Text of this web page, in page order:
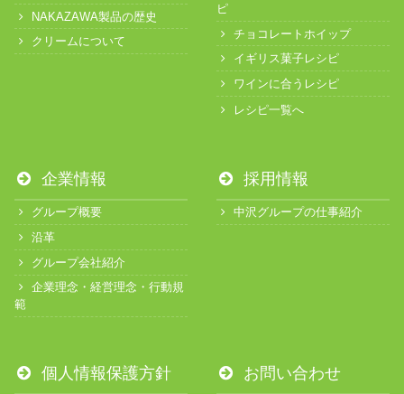
NAKAZAWA製品の歴史
クリームについて
ピ
チョコレートホイップ
イギリス菓子レシピ
ワインに合うレシピ
レシピ一覧へ
企業情報
グループ概要
沿革
グループ会社紹介
企業理念・経営理念・行動規
範
採用情報
中沢グループの仕事紹介
個人情報保護方針 お問い合わせ